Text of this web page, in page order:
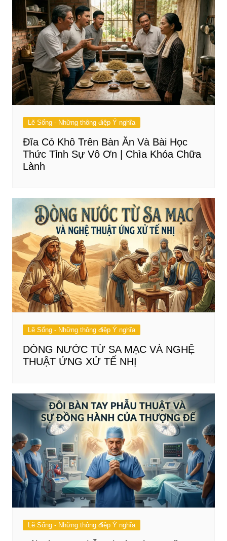
Lẽ Sống - Những thông điệp Ý nghĩa
Đĩa Cỏ Khô Trên Bàn Ăn Và Bài Học
Thức Tỉnh Sự Vô Ơn | Chìa Khóa Chữa
Lành
Lẽ Sống - Những thông điệp Ý nghĩa
DÒNG NƯỚC TỪ SA MẠC VÀ NGHỆ
THUẬT ỨNG XỬ TẾ NHỊ
Lẽ Sống - Những thông điệp Ý nghĩa